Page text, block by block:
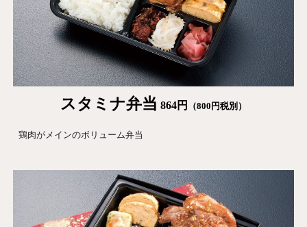
スタミナ弁当 864円 （800 円税別）
鶏肉がメインのボリューム弁当